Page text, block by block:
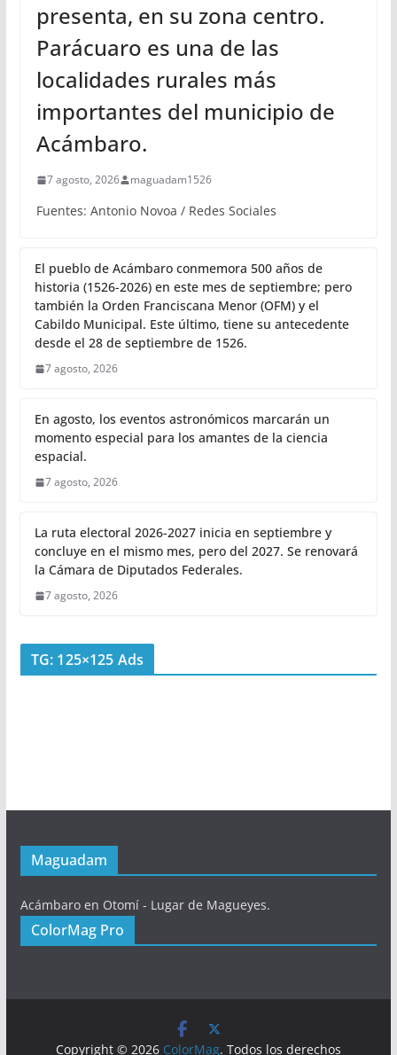
presenta, en su zona centro.
Parácuaro es una de las
localidades rurales más
importantes del municipio de
Acámbaro.
7 agosto, 2026 maguadam1526
Fuentes: Antonio Novoa / Redes Sociales
El pueblo de Acámbaro conmemora 500 años de
historia (1526-2026) en este mes de septiembre; pero
también la Orden Franciscana Menor (OFM) y el
Cabildo Municipal. Este último, tiene su antecedente
desde el 28 de septiembre de 1526.
7 agosto, 2026
En agosto, los eventos astronómicos marcarán un
momento especial para los amantes de la ciencia
espacial.
7 agosto, 2026
La ruta electoral 2026-2027 inicia en septiembre y
concluye en el mismo mes, pero del 2027. Se renovará
la Cámara de Diputados Federales.
7 agosto, 2026
TG: 125×125 Ads
Maguadam
Acámbaro en Otomí - Lugar de Magueyes.
ColorMag Pro
Copyright © 2026 ColorMag. Todos los derechos